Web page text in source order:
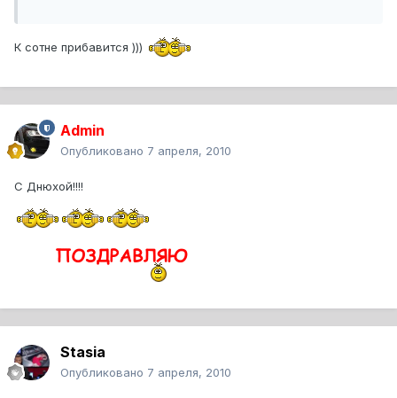
К сотне прибавится )))
Admin
Опубликовано 7 апреля, 2010
С Днюхой!!!!
Stasia
Опубликовано 7 апреля, 2010